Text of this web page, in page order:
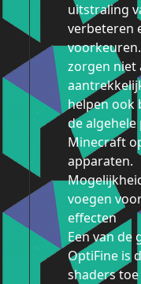
uitstraling
verbeteren
zorgen niet
helpen ook
de
Minecraft
apparaten.
voegen
effecten
Een van de
OptiFine is
shaders